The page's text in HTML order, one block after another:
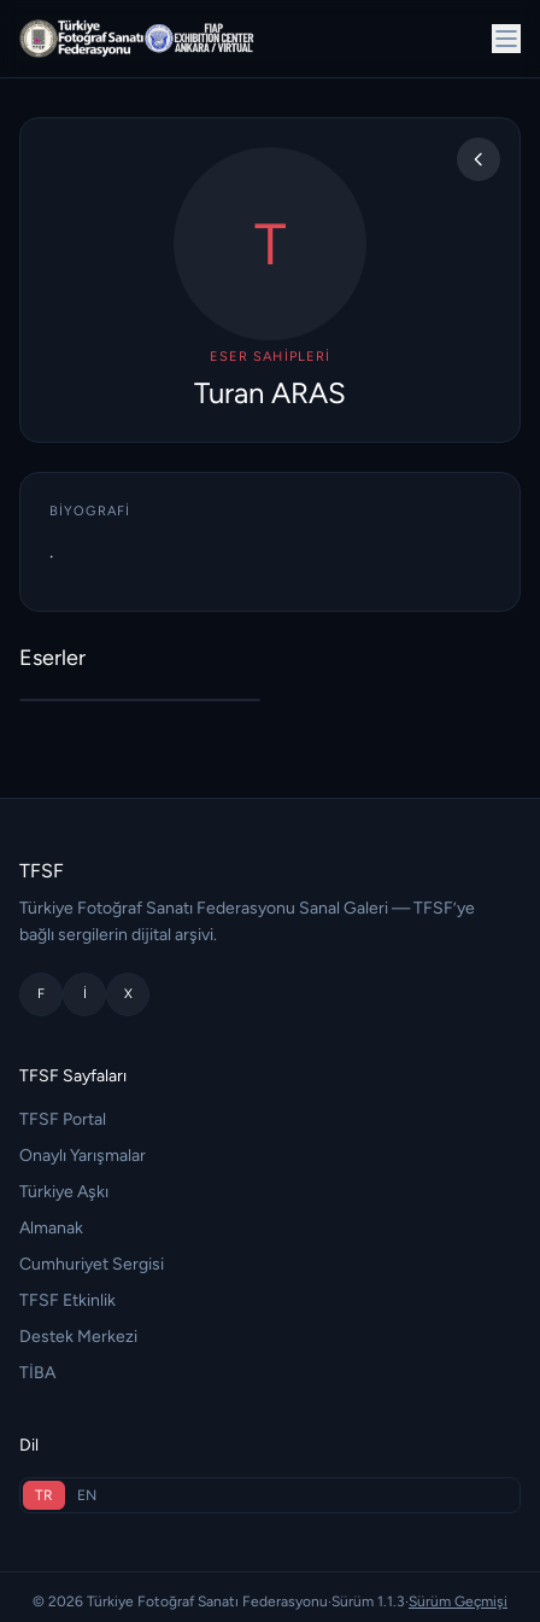
T
ESER SAHIPLERI
Turan ARAS
BIYOGRAFI
.
Eserler
TFSF
Türkiye Fotoğraf Sanatı Federasyonu Sanal Galeri — TFSF’ye
bağlı sergilerin dijital arşivi.
F I X
TFSF Sayfaları
TFSF Portal
Onaylı Yarışmalar
Türkiye Aşkı
Almanak
Cumhuriyet Sergisi
TFSF Etkinlik
Destek Merkezi
TİBA
Dil
TR EN
© 2026 Türkiye Fotoğraf Sanatı Federasyonu·Sürüm 1.1.3·Sürüm Geçmişi